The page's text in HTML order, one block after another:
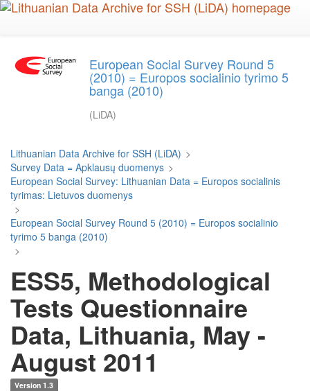
Skip
European Social Survey Round 5
(2010) = Europos socialinio tyrimo 5
banga (2010)
(LiDA)
Lithuanian Data Archive for SSH (LiDA) >
Survey Data = Apklausų duomenys >
European Social Survey: Lithuanian Data = Europos socialinis
tyrimas: Lietuvos duomenys
>
European Social Survey Round 5 (2010) = Europos socialinio
tyrimo 5 banga (2010)
>
ESS5, Methodological
Tests Questionnaire
Data, Lithuania, May -
August 2011
Version 1.3